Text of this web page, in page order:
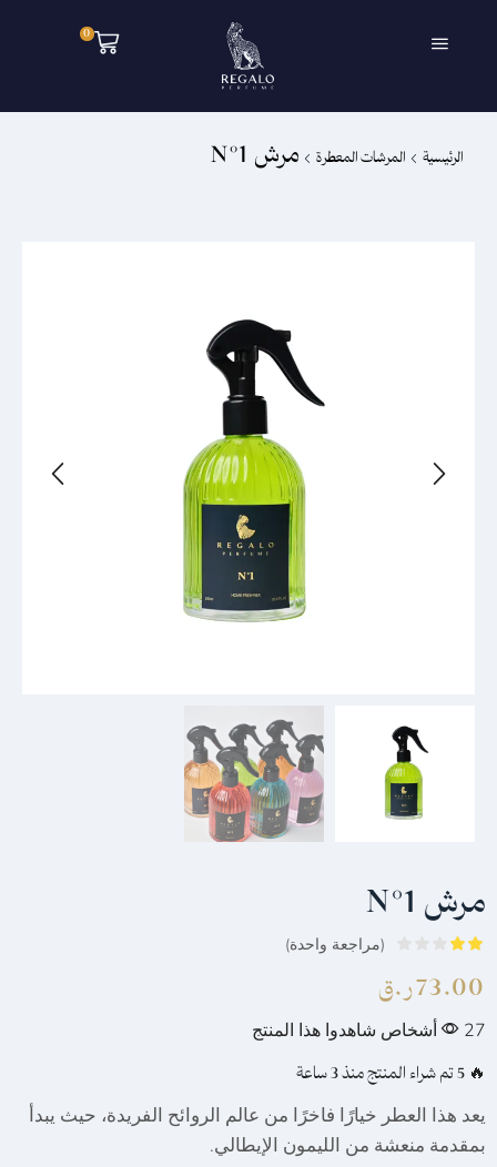
0
الرئيسية المرشات المعطرة مرش N°1
مرش N°1
(مراجعة واحدة)
73.00ر.ق
27 أشخاص شاهدوا هذا المنتج
🔥 5 تم شراء المنتج منذ 3 ساعة
يعد هذا العطر خيارًا فاخرًا من عالم الروائح الفريدة، حيث يبدأ
بمقدمة منعشة من الليمون الإيطالي.